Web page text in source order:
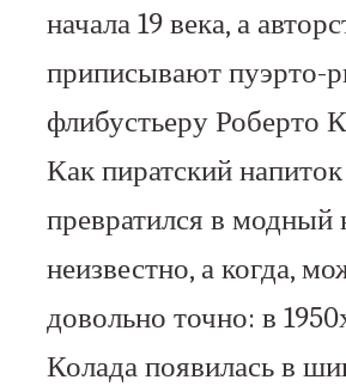
начала 19 века, а
приписывают пуэрто-
флибустьеру Роберто
Как пиратский напиток
превратился в модный
неизвестно, а когда,
довольно точно: в
Колада появилась в